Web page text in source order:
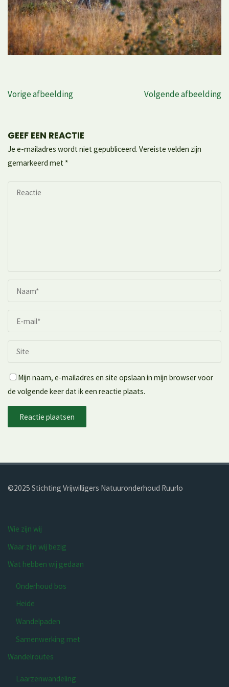
Vorige afbeelding Volgende afbeelding
GEEF EEN REACTIE
Je e-mailadres wordt niet gepubliceerd. Vereiste velden zijn
gemarkeerd met *
Mijn naam, e-mailadres en site opslaan in mijn browser voor
de volgende keer dat ik een reactie plaats.
©2025 Stichting Vrijwilligers Natuur­onderhoud Ruurlo
Wie zijn wij
Waar zijn wij bezig
Wat hebben wij gedaan
Onderhoud bos
Heide
Wandelpaden
Samenwerking met
Wandelroutes
Laarzenwandeling